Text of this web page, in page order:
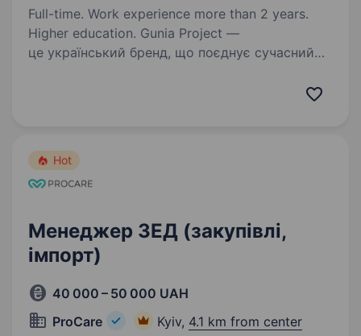
Full-time. Work experience more than 2 years.
Higher education. Gunia Project —
це український бренд, що поєднує сучасний
Hot
Менеджер ЗЕД (закупівлі,
імпорт)
40 000 – 50 000 UAH
ProCare
Kyiv, 4.1 km from center